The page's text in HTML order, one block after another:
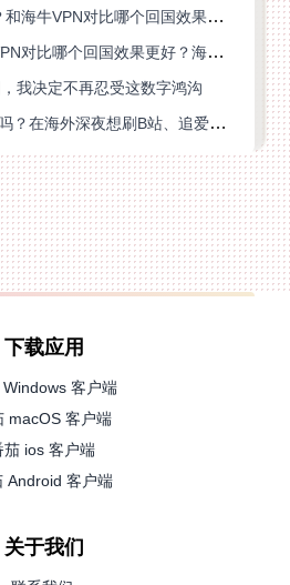
ChickCN VPN好用吗？和海牛VPN对比哪个回国效果更好？
ChickCN VPN和当归VPN对比哪个回国效果更好？海外党亲测后选了它
我决定不再忍受这数字鸿沟
Quickback和巨鲸好用吗？在海外深夜想刷B站、追爱奇艺的你，或许正需要这份答案
下载应用
客户端
macOS 客户端
茄 ios 客户端
Android 客户端
关于我们